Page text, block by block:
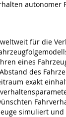
autonomer
für die
eines
des
exakt
simuliert